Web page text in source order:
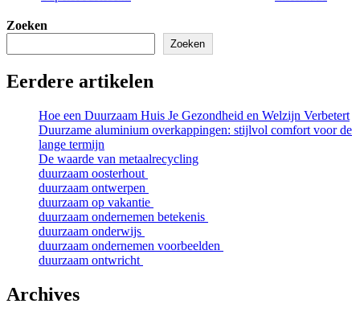
Zoeken
Zoeken
Eerdere artikelen
Hoe een Duurzaam Huis Je Gezondheid en Welzijn Verbetert
Duurzame aluminium overkappingen: stijlvol comfort voor de
lange termijn
De waarde van metaalrecycling
duurzaam oosterhout
duurzaam ontwerpen
duurzaam op vakantie
duurzaam ondernemen betekenis
duurzaam onderwijs
duurzaam ondernemen voorbeelden
duurzaam ontwricht
Archives